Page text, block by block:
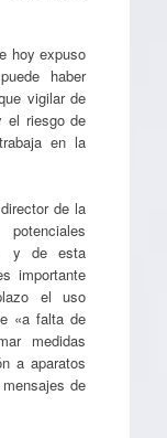
hoy expuso
haber
vigilar de
el riesgo de
en la
de la
y de esta
importante
el uso
«a falta de
medidas
a aparatos
de